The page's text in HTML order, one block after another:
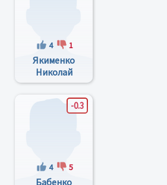
4 1
Якименко
Николай
Васильевич
-0.3
4 5
Бабенко